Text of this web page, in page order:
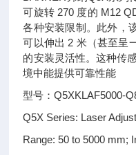
可旋转 270 度的 M12
各种安装限制。此外，
可以伸出 2 米（甚至呈
的安装灵活性。这种传
境中能提供可靠性能
型号：Q5XKLAF5000-
Q5X Series: Laser
Range: 50 to 5000 mm;